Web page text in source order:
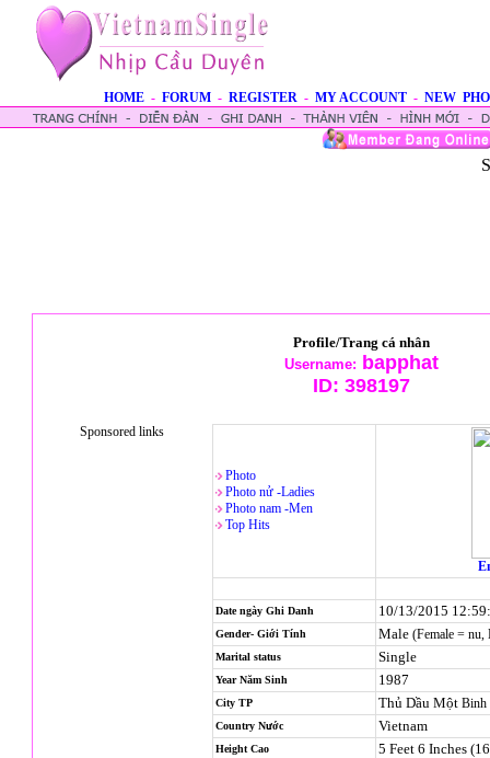
HOME - FORUM - REGISTER - MY ACCOUNT - NEW
Profile/Trang cá nhân
Username: bapphat
ID: 398197
Sponsored links
Photo
Photo nử -Ladies
Photo nam -Men
Top Hits
Date ngày Ghi Danh 10/13/2015
Gender- Giới Tính Male (Female = nu,
Marital status Single
Year Năm Sinh 1987
City TP Thủ Dầu Một Binh
Country Nước Vietnam
Height Cao 5 Feet 6 Inches